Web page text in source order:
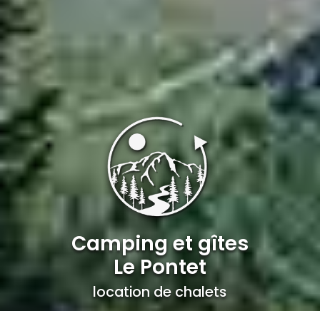
Camping et gîtes
Le Pontet
location de chalets